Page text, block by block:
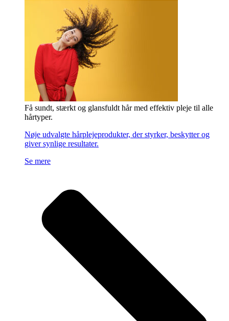
Få sundt, stærkt og glansfuldt hår med effektiv pleje til alle
hårtyper.
Nøje udvalgte hårplejeprodukter, der styrker, beskytter og
giver synlige resultater.
Se mere